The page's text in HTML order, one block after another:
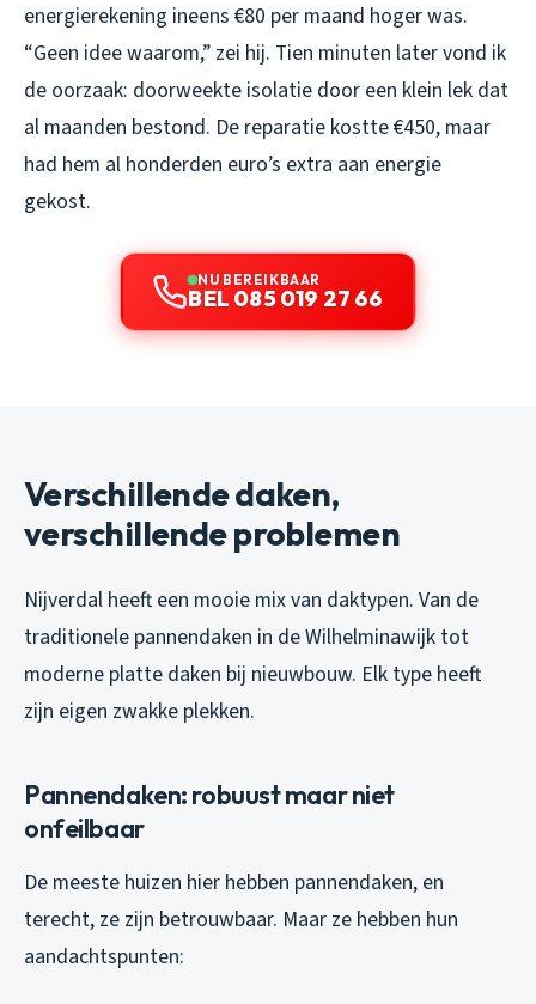
energierekening ineens €80 per maand hoger was.
“Geen idee waarom,” zei hij. Tien minuten later vond ik
de oorzaak: doorweekte isolatie door een klein lek dat
al maanden bestond. De reparatie kostte €450, maar
had hem al honderden euro’s extra aan energie
gekost.
NU BEREIKBAAR
BEL 085 019 27 66
Verschillende daken,
verschillende problemen
Nijverdal heeft een mooie mix van daktypen. Van de
traditionele pannendaken in de Wilhelminawijk tot
moderne platte daken bij nieuwbouw. Elk type heeft
zijn eigen zwakke plekken.
Pannendaken: robuust maar niet
onfeilbaar
De meeste huizen hier hebben pannendaken, en
terecht, ze zijn betrouwbaar. Maar ze hebben hun
aandachtspunten: